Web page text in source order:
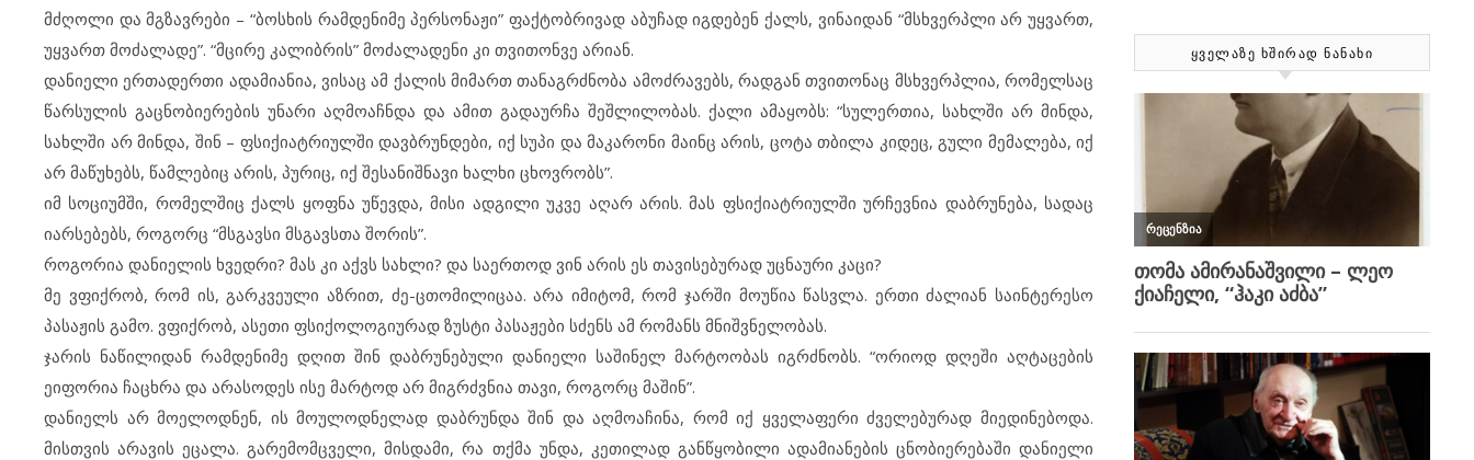
მძღოლი და მგზავრები – “ბოსხის რამდენიმე პერსონაჟი” ფაქტობრივად აბუჩად იგდებენ ქალს, ვინაიდან “მსხვერპლი არ უყვართ,
უყვართ მოძალადე”. “მცირე კალიბრის” მოძალადენი კი თვითონვე არიან.
დანიელი ერთადერთი ადამიანია, ვისაც ამ ქალის მიმართ თანაგრძნობა ამოძრავებს, რადგან თვითონაც მსხვერპლია, რომელსაც
წარსულის გაცნობიერების უნარი აღმოაჩნდა და ამით გადაურჩა შეშლილობას. ქალი ამაყობს: “სულერთია, სახლში არ მინდა,
სახლში არ მინდა, შინ – ფსიქიატრიულში დავბრუნდები, იქ სუპი და მაკარონი მაინც არის, ცოტა თბილა კიდეც, გული მემალება, იქ
არ მაწუხებს, წამლებიც არის, პურიც, იქ შესანიშნავი ხალხი ცხოვრობს”.
იმ სოციუმში, რომელშიც ქალს ყოფნა უწევდა, მისი ადგილი უკვე აღარ არის. მას ფსიქიატრიულში ურჩევნია დაბრუნება, სადაც
იარსებებს, როგორც “მსგავსი მსგავსთა შორის”.
როგორია დანიელის ხვედრი? მას კი აქვს სახლი? და საერთოდ ვინ არის ეს თავისებურად უცნაური კაცი?
მე ვფიქრობ, რომ ის, გარკვეული აზრით, ძე-ცთომილიცაა. არა იმიტომ, რომ ჯარში მოუწია წასვლა. ერთი ძალიან საინტერესო
პასაჟის გამო. ვფიქრობ, ასეთი ფსიქოლოგიურად ზუსტი პასაჟები სძენს ამ რომანს მნიშვნელობას.
ჯარის ნაწილიდან რამდენიმე დღით შინ დაბრუნებული დანიელი საშინელ მარტოობას იგრძნობს. “ორიოდ დღეში აღტაცების
ეიფორია ჩაცხრა და არასოდეს ისე მარტოდ არ მიგრძვნია თავი, როგორც მაშინ”.
დანიელს არ მოელოდნენ, ის მოულოდნელად დაბრუნდა შინ და აღმოაჩინა, რომ იქ ყველაფერი ძველებურად მიედინებოდა.
მისთვის არავის ეცალა. გარემომცველი, მისდამი, რა თქმა უნდა, კეთილად განწყობილი ადამიანების ცნობიერებაში დანიელი
ᲧᲕᲔᲚᲐᲖᲔ ᲮᲨᲘᲠᲐᲓ ᲜᲐᲜᲐᲮᲘ